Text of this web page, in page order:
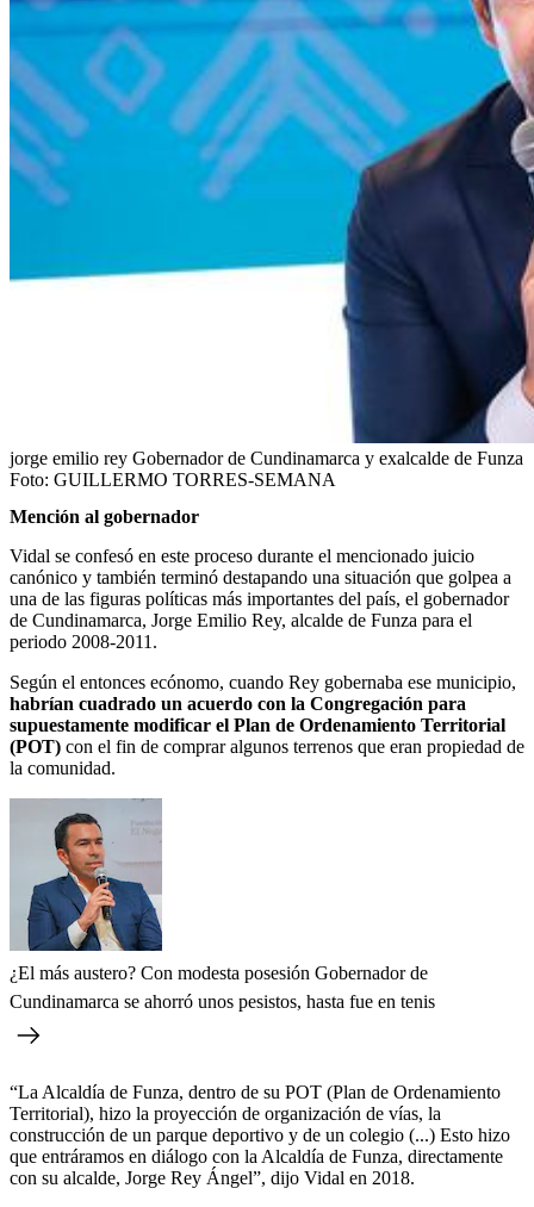
jorge emilio rey Gobernador de Cundinamarca y exalcalde de Funza
Foto: GUILLERMO TORRES-SEMANA
Mención al gobernador
Vidal se confesó en este proceso durante el mencionado juicio
canónico y también terminó destapando una situación que golpea a
una de las figuras políticas más importantes del país, el gobernador
de Cundinamarca, Jorge Emilio Rey, alcalde de Funza para el
periodo 2008-2011.
Según el entonces ecónomo, cuando Rey gobernaba ese municipio,
habrían cuadrado un acuerdo con la Congregación para
supuestamente modificar el Plan de Ordenamiento Territorial
(POT) con el fin de comprar algunos terrenos que eran propiedad de
la comunidad.
¿El más austero? Con modesta posesión Gobernador de
Cundinamarca se ahorró unos pesistos, hasta fue en tenis
“La Alcaldía de Funza, dentro de su POT (Plan de Ordenamiento
Territorial), hizo la proyección de organización de vías, la
construcción de un parque deportivo y de un colegio (...) Esto hizo
que entráramos en diálogo con la Alcaldía de Funza, directamente
con su alcalde, Jorge Rey Ángel”, dijo Vidal en 2018.